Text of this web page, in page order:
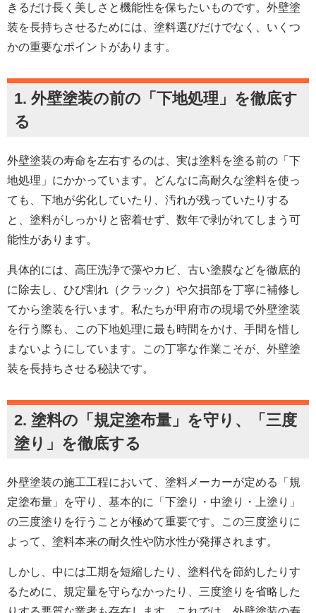
きるだけ長く美しさと機能性を保ちたいものです。外壁塗
装を長持ちさせるためには、塗料選びだけでなく、いくつ
かの重要なポイントがあります。
1. 外壁塗装の前の「下地処理」を徹底す
る
外壁塗装の寿命を左右するのは、実は塗料を塗る前の「下
地処理」にかかっています。どんなに高耐久な塗料を使っ
ても、下地が劣化していたり、汚れが残っていたりする
と、塗料がしっかりと密着せず、数年で剥がれてしまう可
能性があります。
具体的には、高圧洗浄で藻やカビ、古い塗膜などを徹底的
に除去し、ひび割れ（クラック）や欠損部を丁寧に補修し
てから塗装を行います。私たちが甲府市の現場で外壁塗装
を行う際も、この下地処理に最も時間をかけ、手間を惜し
まないようにしています。この丁寧な作業こそが、外壁塗
装を長持ちさせる秘訣です。
2. 塗料の「規定塗布量」を守り、「三度
塗り」を徹底する
外壁塗装の施工工程において、塗料メーカーが定める「規
定塗布量」を守り、基本的に「下塗り・中塗り・上塗り」
の三度塗りを行うことが極めて重要です。この三度塗りに
よって、塗料本来の耐久性や防水性が発揮されます。
しかし、中には工期を短縮したり、塗料代を節約したりす
るために、規定量を守らなかったり、三度塗りを省略した